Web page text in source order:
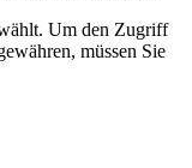
Um den Zugriff
müssen Sie